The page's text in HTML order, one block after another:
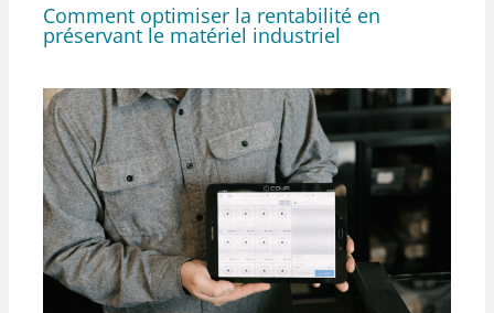
Comment optimiser la rentabilité en
préservant le matériel industriel